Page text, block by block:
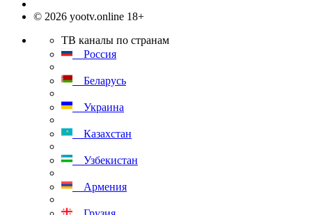
© 2026 yootv.online 18+
ТВ каналы по странам
Россия
Беларусь
Украина
Казахстан
Узбекистан
Армения